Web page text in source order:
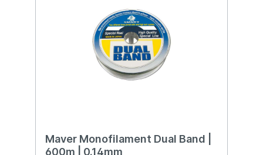
Maver Monofilament Dual Band |
600m | 0.14mm